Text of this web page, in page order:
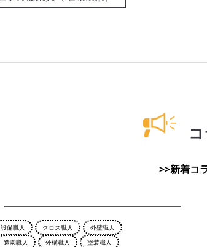
>>新着コ
設備職人 クロス職人
外壁職人
造園職人 外構職人
塗装職人